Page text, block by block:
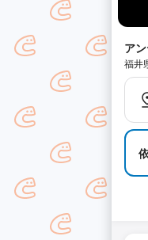
ア
福井